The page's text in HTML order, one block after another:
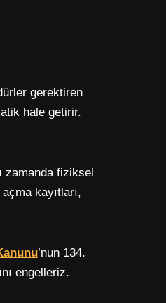
gerektiren
hale getirir.
zamanda fiziksel
kayıtları,
’nun 134.
engelleriz.